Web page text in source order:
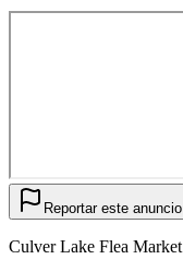
Reportar este anuncio
Culver Lake Flea Market